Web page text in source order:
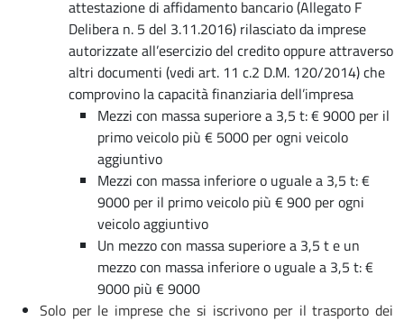
attestazione di affidamento bancario (Allegato F
Delibera n. 5 del 3.11.2016) rilasciato da imprese
autorizzate all’esercizio del credito oppure attraverso
altri documenti (vedi art. 11 c.2 D.M. 120/2014) che
comprovino la capacità finanziaria dell’impresa
Mezzi con massa superiore a 3,5 t: € 9000 per il
primo veicolo più € 5000 per ogni veicolo
aggiuntivo
Mezzi con massa inferiore o uguale a 3,5 t: €
9000 per il primo veicolo più € 900 per ogni
veicolo aggiuntivo
Un mezzo con massa superiore a 3,5 t e un
mezzo con massa inferiore o uguale a 3,5 t: €
9000 più € 9000
Solo per le imprese che si iscrivono per il trasporto dei